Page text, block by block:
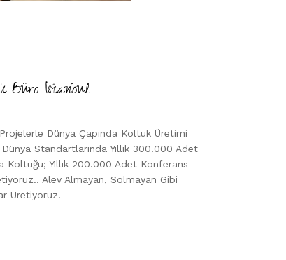
Büro İstanbul
Projelerle Dünya Çapında Koltuk Üretimi
Standartlarında Yıllık 300.000 Adet
Yıllık 200.000 Adet Konferans
Alev Almayan, Solmayan Gibi
Üretiyoruz.